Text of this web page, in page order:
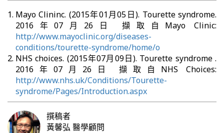
Mayo Clininc. (2015年01月05日). Tourette syndrome.
2016年07月26日 擷取自Mayo Clinic:
http://www.mayoclinic.org/diseases-
conditions/tourette-syndrome/home/o
NHS choices. (2015年07月09日). Tourette syndrome .
2016年07月26日 擷取自NHS Choices:
http://www.nhs.uk/Conditions/Tourette-
syndrome/Pages/Introduction.aspx
撰稿者
黃馨弘 醫學顧問